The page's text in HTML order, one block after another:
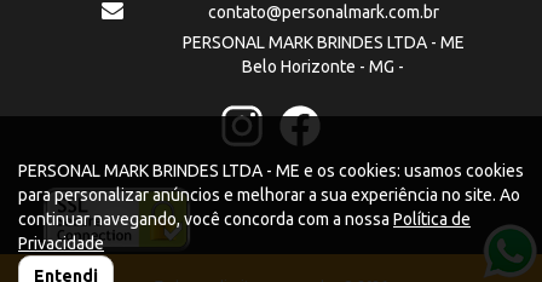
contato@personalmark.com.br
PERSONAL MARK BRINDES LTDA - ME
Belo Horizonte - MG -
PERSONAL MARK BRINDES LTDA - ME e os cookies: usamos cookies
para personalizar anúncios e melhorar a sua experiência no site. Ao
continuar navegando, você concorda com a nossa Política de
Privacidade
Entendi